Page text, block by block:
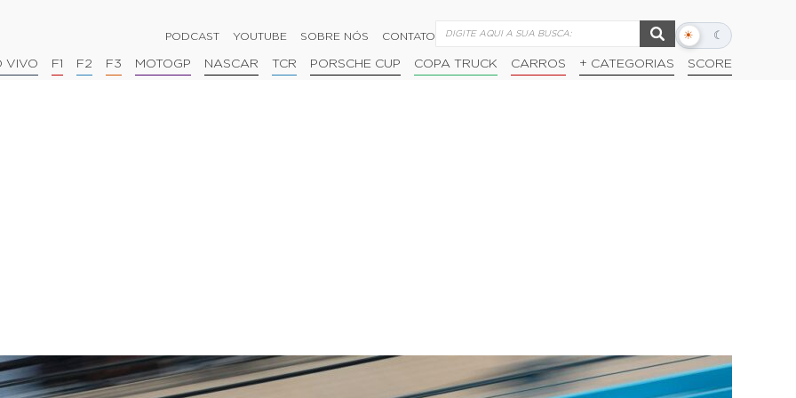
PODCAST YOUTUBE SOBRE NÓS CONTATO ☀ ☾
Alternar
escuro
VIVO F1 F2 F3 MOTOGP NASCAR TCR PORSCHE CUP COPA TRUCK CARROS + CATEGORIAS SCORE